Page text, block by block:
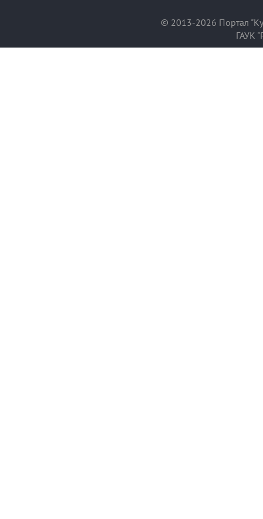
© 2013-2026 Портал
ГАУК